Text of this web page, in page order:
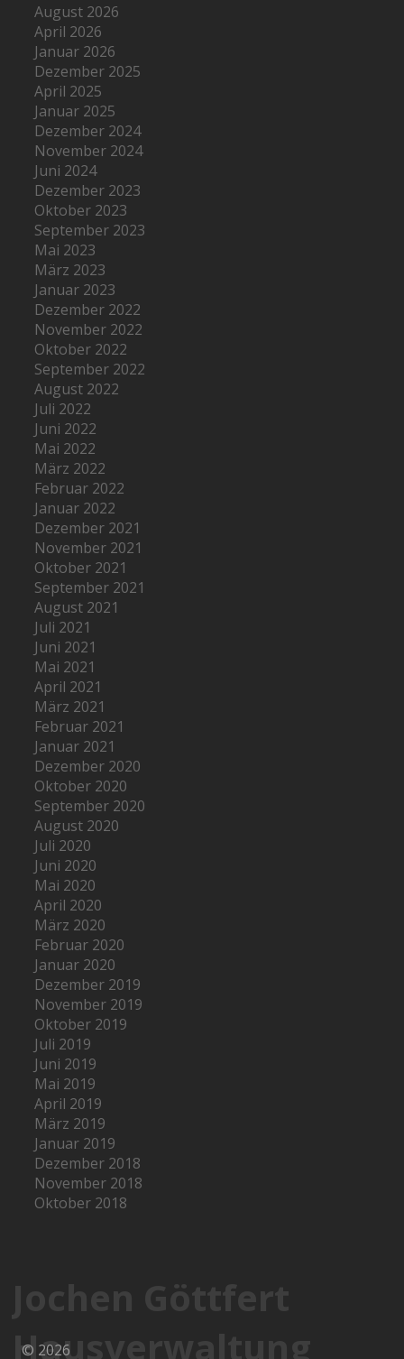
August 2026
April 2026
Januar 2026
Dezember 2025
April 2025
Januar 2025
Dezember 2024
November 2024
Juni 2024
Dezember 2023
Oktober 2023
September 2023
Mai 2023
März 2023
Januar 2023
Dezember 2022
November 2022
Oktober 2022
September 2022
August 2022
Juli 2022
Juni 2022
Mai 2022
März 2022
Februar 2022
Januar 2022
Dezember 2021
November 2021
Oktober 2021
September 2021
August 2021
Juli 2021
Juni 2021
Mai 2021
April 2021
März 2021
Februar 2021
Januar 2021
Dezember 2020
Oktober 2020
September 2020
August 2020
Juli 2020
Juni 2020
Mai 2020
April 2020
März 2020
Februar 2020
Januar 2020
Dezember 2019
November 2019
Oktober 2019
Juli 2019
Juni 2019
Mai 2019
April 2019
März 2019
Januar 2019
Dezember 2018
November 2018
Oktober 2018
Jochen Göttfert
Hausverwaltung
© 2026